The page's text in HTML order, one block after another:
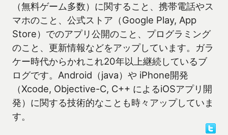
（無料ゲーム多数）に関すること、携帯電話やス
マホのこと、公式ストア（Google Play, App
Store）でのアプリ公開のこと、プログラミング
のこと、更新情報などをアップしています。ガラ
ケー時代からかれこれ20年以上継続しているブ
ログです。Android（java）や iPhone開発
（Xcode, Objective-C, C++ によるiOSアプリ開
発）に関する技術的なことも時々アップしていま
す。